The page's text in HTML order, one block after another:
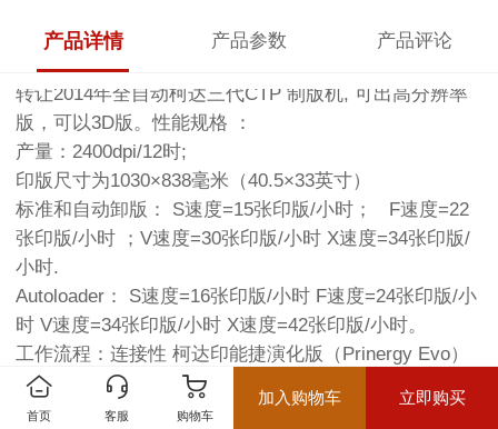
产品详情 产品参数 产品评论
转让2014年全自动柯达三代CTP 制版机, 可出高分辨率
版，可以3D版。性能规格 ：
产量：2400dpi/12时;
印版尺寸为1030×838毫米（40.5×33英寸）
标准和自动卸版： S速度=15张印版/小时； F速度=22
张印版/小时 ；V速度=30张印版/小时 X速度=34张印版/
小时.
Autoloader： S速度=16张印版/小时 F速度=24张印版/小
时 V速度=34张印版/小时 X速度=42张印版/小时。
工作流程：连接性 柯达印能捷演化版（Prinergy Evo）
工作流程，柯达印能捷（Prinergy）工作流程，并能与第
三方工作流程系统连接
首页 客服 购物车
加入购物车 立即购买